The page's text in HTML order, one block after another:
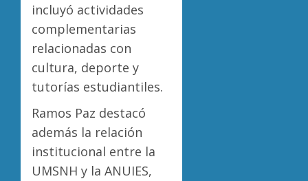
incluyó actividades
complementarias
relacionadas con
cultura, deporte y
tutorías estudiantiles.
Ramos Paz destacó
además la relación
institucional entre la
UMSNH y la ANUIES,